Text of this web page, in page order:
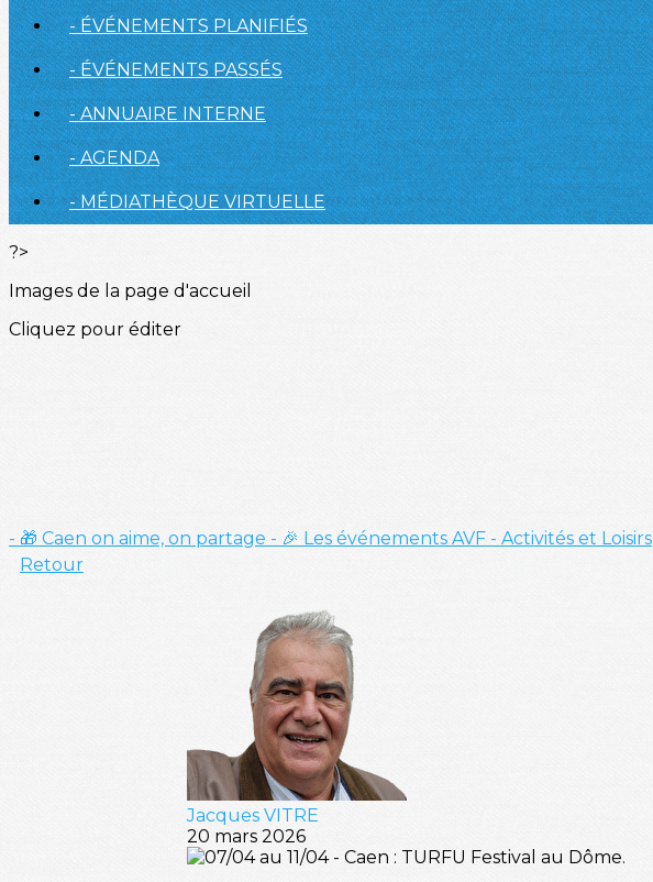
- ÉVÉNEMENTS PLANIFIÉS
- ÉVÉNEMENTS PASSÉS
- ANNUAIRE INTERNE
- AGENDA
- MÉDIATHÈQUE VIRTUELLE
?>
Images de la page d'accueil
Cliquez pour éditer
- 🎁 Caen on aime, on partage - 🎉 Les événements AVF - Activités et Loisirs
Retour
Jacques VITRE
20 mars 2026